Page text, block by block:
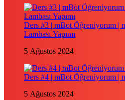
Ders #3 | mBot Öğreniyorum |
Lambası Yapımı
5 Ağustos 2024
Ders #4 | mBot Öğreniyorum |
5 Ağustos 2024